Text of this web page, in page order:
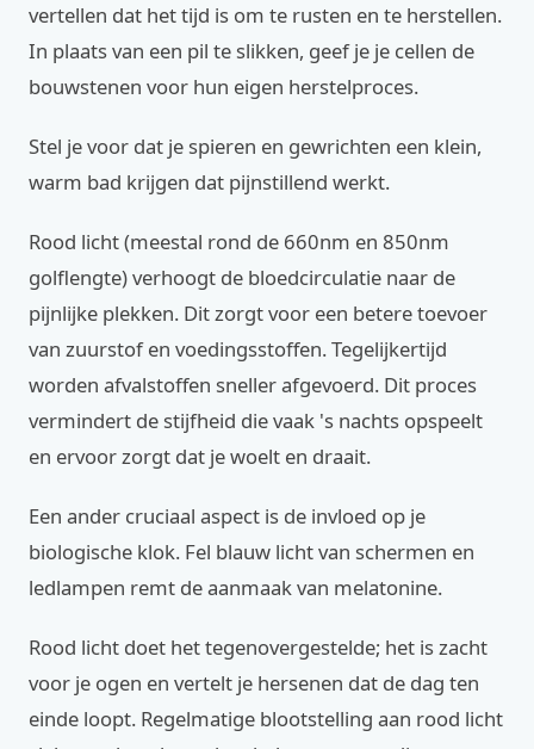
vertellen dat het tijd is om te rusten en te herstellen.
In plaats van een pil te slikken, geef je je cellen de
bouwstenen voor hun eigen herstelproces.
Stel je voor dat je spieren en gewrichten een klein,
warm bad krijgen dat pijnstillend werkt.
Rood licht (meestal rond de 660nm en 850nm
golflengte) verhoogt de bloedcirculatie naar de
pijnlijke plekken. Dit zorgt voor een betere toevoer
van zuurstof en voedingsstoffen. Tegelijkertijd
worden afvalstoffen sneller afgevoerd. Dit proces
vermindert de stijfheid die vaak 's nachts opspeelt
en ervoor zorgt dat je woelt en draait.
Een ander cruciaal aspect is de invloed op je
biologische klok. Fel blauw licht van schermen en
ledlampen remt de aanmaak van melatonine.
Rood licht doet het tegenovergestelde; het is zacht
voor je ogen en vertelt je hersenen dat de dag ten
einde loopt. Regelmatige blootstelling aan rood licht